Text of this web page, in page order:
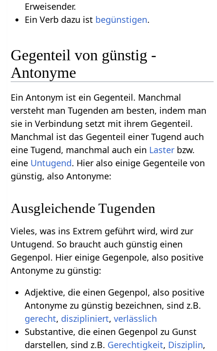
Erweisender.
Ein Verb dazu ist begünstigen.
Gegenteil von günstig -
Antonyme
Ein Antonym ist ein Gegenteil. Manchmal
versteht man Tugenden am besten, indem man
sie in Verbindung setzt mit ihrem Gegenteil.
Manchmal ist das Gegenteil einer Tugend auch
eine Tugend, manchmal auch ein Laster bzw.
eine Untugend. Hier also einige Gegenteile von
günstig, also Antonyme:
Ausgleichende Tugenden
Vieles, was ins Extrem geführt wird, wird zur
Untugend. So braucht auch günstig einen
Gegenpol. Hier einige Gegenpole, also positive
Antonyme zu günstig:
Adjektive, die einen Gegenpol, also positive
Antonyme zu günstig bezeichnen, sind z.B.
gerecht, diszipliniert, verlässlich
Substantive, die einen Gegenpol zu Gunst
darstellen, sind z.B. Gerechtigkeit, Disziplin,